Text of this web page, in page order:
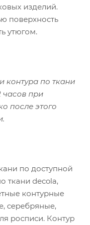
изделий.
поверхность
утюгом.
контура по ткани
часов при
после этого
по доступной
ткани decola,
контурные
серебряные,
росписи. Контур